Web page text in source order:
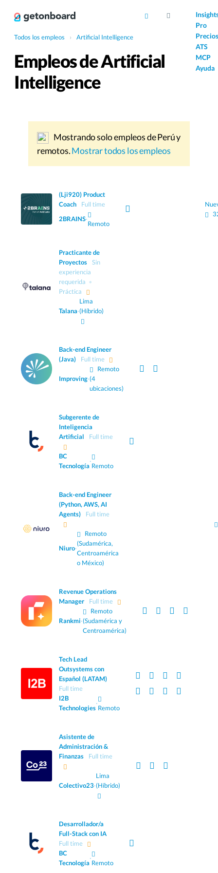
Pro
Precios
ATS
MCP
Ayuda
Todos los empleos › Artificial Intelligence
Empleos de Artificial
Intelligence
Mostrando solo empleos de Perú y
remotos.Mostrar todos los empleos
(Lji920) Product
Coach
Full time
2BRAINS·
Remoto
Practicante de
Proyectos
Sin
experiencia
requerida
Práctica
Talana·
Lima
(Híbrido)
Back-end Engineer
(Java)
Full time
Improving·
Remoto
(4
ubicaciones)
Subgerente de
Inteligencia
Artificial
Full time
BC
Tecnología
·
Remoto
Back-end Engineer
(Python, AWS, AI
Agents)
Full time
Niuro·
Remoto
(Sudamérica,
Centroamérica
o México)
Revenue Operations
Manager
Full time
Rankmi·
Remoto
(Sudamérica y
Centroamérica)
Tech Lead
Outsystems con
Español (LATAM)
Full time
I2B
Technologies
·
Remoto
Asistente de
Administración &
Finanzas
Full time
Colectivo23·
Lima
(Híbrido)
Desarrollador/a
Full-Stack con IA
Full time
BC
Tecnología
·
Remoto